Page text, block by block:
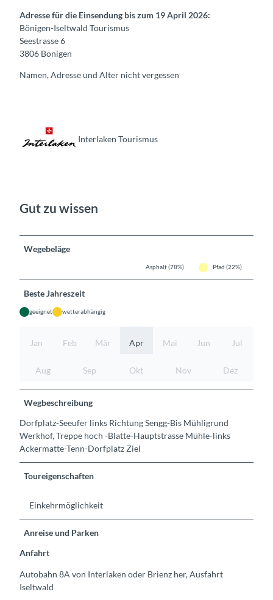
Adresse für die Einsendung bis zum 19 April 2026:
Bönigen-Iseltwald Tourismus
Seestrasse 6
3806 Bönigen
Namen, Adresse und Alter nicht vergessen
Interlaken Tourismus
Gut zu wissen
Wegebeläge
Asphalt (78%) Pfad (22%)
Beste Jahreszeit
geeignet wetterabhängig
Jan Feb Mär Apr Mai Jun Jul
Aug Sep Okt Nov Dez
Wegbeschreibung
Dorfplatz-Seeufer links Richtung Sengg-Bis Mühligrund
Werkhof, Treppe hoch -Blatte-Hauptstrasse Mühle-links
Ackermatte-Tenn-Dorfplatz Ziel
Toureigenschaften
Einkehrmöglichkeit
Anreise und Parken
Anfahrt
Autobahn 8A von Interlaken oder Brienz her, Ausfahrt
Iseltwald